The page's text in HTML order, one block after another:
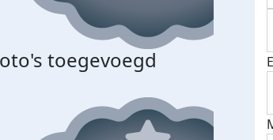
toegevoegd